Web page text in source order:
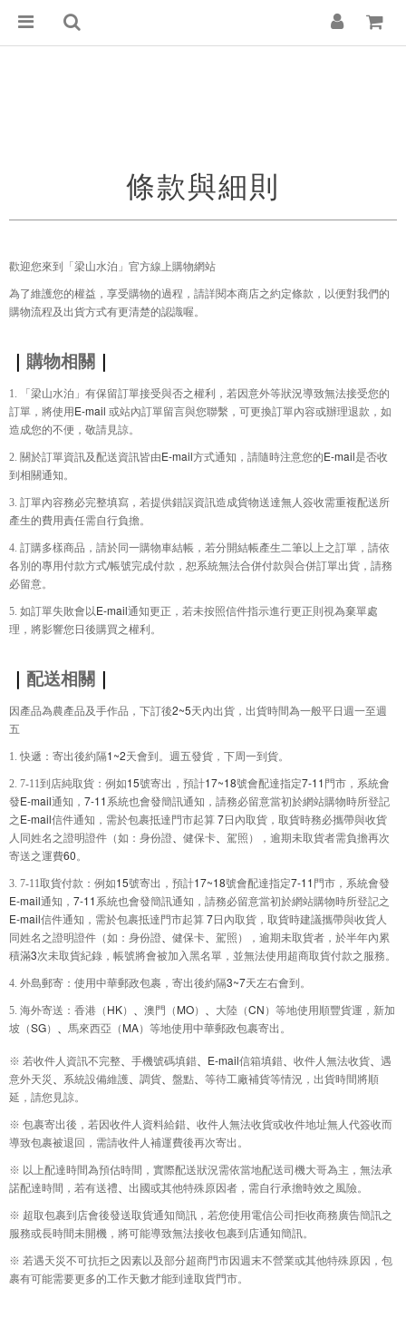
條款與細則
歡迎您來到「梁山水泊」官方線上購物網站
為了維護您的權益， 享受購物的過程 ，請詳閱本商店之約定條款， 以便對我們的
購物流程及出貨方式有更清楚的認識喔。
購物相關
1.
「梁山水泊」有保留訂單接受與否之權利，若因意外等狀況導致無法接受您的
訂單，將使用 E-mail 或站內訂單留言與您聯繫，可更換訂單內容或辦理退款，如
造成您的不便，敬請見諒。
2. 關於訂單資訊及配送資訊皆由E-mail方式通知，請隨時注意您的E-mail是否收
到相關通知。
3. 訂單內容務必完整填寫，若提供錯誤資訊造成貨物送達無人簽收需重複配送所
產生的費用責任需自行負擔。
4. 訂購多樣商品，請於同一購物車結帳，若分開結帳產生二筆以上之訂單，請依
各別的專用付款方式/帳號完成付款，恕系統無法合併付款與合併訂單出貨，請務
必留意。
5. 如訂單失敗會以E-mail通知更正，若未按照信件指示進行更正則視為棄單處
理，將影響您日後購買之權利。
配送相關
因產品為農產品及手作品，下訂後2~5天內出貨 ， 出貨時間為一般平日週一至週
五
1.快遞：寄出後約隔1~2天會到。週五發貨，下周一到貨。
2. 7-11到店純取貨：例如15號寄出，預計17~18號會配達指定7-11 門市，系統會
發E-mail通知， 7-11 系統也會發簡訊通知，請務必留意當初於網站購物時所登記
之 E-mail信件通知，需於包裹抵達門市起算 7日內取貨，取貨時務必攜帶與收貨
人同姓名之證明證件（如：身份證、 健保卡、 駕照），逾期未取貨者需負擔再次
寄送之運費60。
3. 7-11取貨付款：例如15號寄出，預計17~18號會配達指定7-11 門市，系統會發
E-mail通知， 7-11 系統也會發簡訊通知，請務必留意當初於網站購物時所登記之
E-mail信件通知，需於包裹抵達門市起算 7日內取貨，取貨時建議攜帶與收貨人
同姓名之證明證件（如：身份證、 健保卡、 駕照），逾期未取貨者，於半年內累
積滿3次未取貨紀錄，帳號將會被加入黑名單，並無法使用超商取貨付款之服務。
4. 外島郵寄：使用中華郵政包裹，寄出後約隔3~7天左右會到。
5. 海外寄送：香港（ HK） 、 澳門（ MO） 、 大陸（CN ）等地使用順豐貨運，新加
坡（SG） 、 馬來西亞（ MA）等地使用中華郵政包裹寄出。
※ 若收件人資訊不完整、 手機號碼填錯、 E-mail信箱填錯、 收件人無法收貨、 遇
意外天災 、 系統設備維護、 調貨、 盤點、 等待工廠補貨等情況，出貨時間將順
延，請您見諒。
※ 包裹寄出後，若因收件人資料給錯、 收件人無法收貨或收件地址無人代簽收而
導致包裹被退回，需請收件人補運費後再次寄出。
※ 以上配達時間為預估時間，實際配送狀況需依當地配送司機大哥為主，無法承
諾配達時間，若有送禮、 出國或其他特殊原因者，需自行承擔時效之風險。
※ 超取包裹到店會後發送取貨通知簡訊，若您使用電信公司拒收商務廣告簡訊之
服務或長時間未開機，將可能導致無法接收包裹到店通知簡訊。
※ 若遇天災不可抗拒之因素以及部分超商門市因週末不營業或其他特殊原因，包
裹有可能需要更多的工作天數才能到達取貨門市。